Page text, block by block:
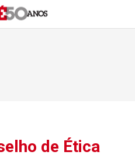
de Ética